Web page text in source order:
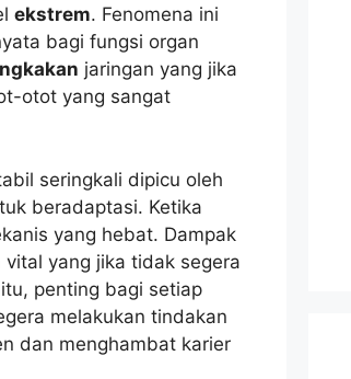
ekstrem. Fenomena ini
bagi fungsi organ
jaringan yang jika
otot yang sangat
seringkali dipicu oleh
beradaptasi. Ketika
yang hebat. Dampak
vital yang jika tidak segera
penting bagi setiap
melakukan tindakan
dan menghambat karier